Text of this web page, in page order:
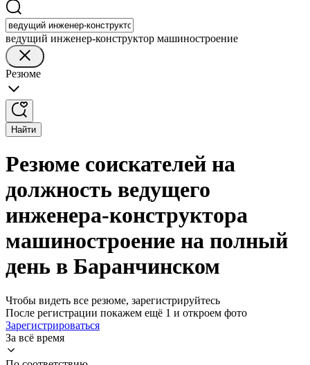
ведущий инженер-конструктор машиностроение
Резюме
Найти
Резюме соискателей на
должность ведущего
инженера-конструктора
машиностроение на полный
день в Баранчинском
Чтобы видеть все резюме, зарегистрируйтесь
После регистрации покажем ещё 1 и откроем фото
Зарегистрироваться
За всё время